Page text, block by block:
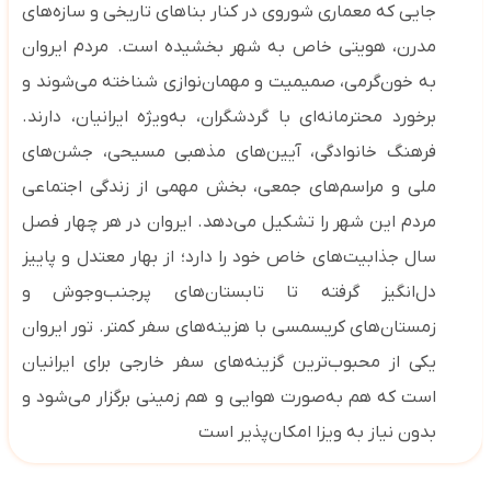
جایی که معماری شوروی در کنار بناهای تاریخی و سازه‌های
مدرن، هویتی خاص به شهر بخشیده است.
مردم ایروان
به خون‌گرمی، صمیمیت و مهمان‌نوازی شناخته می‌شوند و
برخورد محترمانه‌ای با گردشگران، به‌ویژه ایرانیان، دارند.
فرهنگ خانوادگی، آیین‌های مذهبی مسیحی، جشن‌های
ملی و مراسم‌های جمعی، بخش مهمی از زندگی اجتماعی
مردم این شهر را تشکیل می‌دهد.ایروان در هر چهار فصل
سال جذابیت‌های خاص خود را دارد؛ از بهار معتدل و پاییز
دل‌انگیز گرفته تا تابستان‌های پرجنب‌وجوش و
زمستان‌های کریسمسی با هزینه‌های سفر کمتر. تور ایروان
یکی از محبوب‌ترین گزینه‌های سفر خارجی برای ایرانیان
است که هم به‌صورت هوایی و هم زمینی برگزار می‌شود و
بدون نیاز به ویزا امکان‌پذیر است